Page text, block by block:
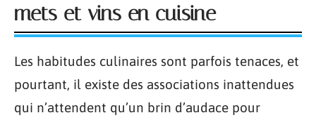
mets et vins en cuisine
Les habitudes culinaires sont parfois tenaces, et
pourtant, il existe des associations inattendues
qui n’attendent qu’un brin d’audace pour